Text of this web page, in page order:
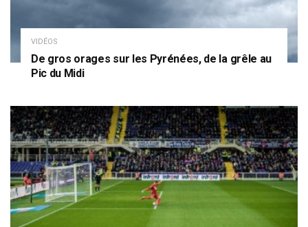
VIDÉOS
De gros orages sur les Pyrénées, de la grêle au
Pic du Midi